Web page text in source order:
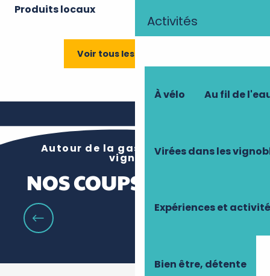
Activités
À vélo Au fil de
Virées dans les
Expériences et
Bien être, détente
Produits locaux
Voir tous les restaurants
Autour de la gastronomie et du
vignoble
NOS COUPS DE COEUR
Les tables des maîtres restaurateurs